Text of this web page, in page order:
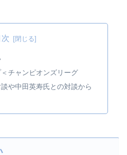
次
チャンピオンズリーグ
や中田英寿氏との対談から